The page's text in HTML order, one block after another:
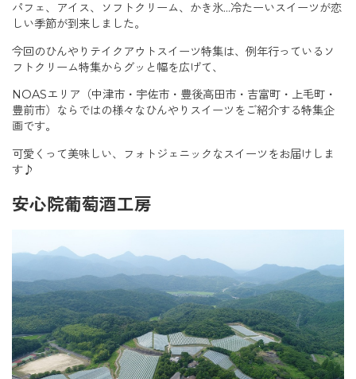
パフェ、アイス、ソフトクリーム、かき氷…冷たーいスイーツが恋
しい季節が到来しました。
今回のひんやりテイクアウトスイーツ特集は、例年行っているソ
フトクリーム特集からグッと幅を広げて、
NOASエリア（中津市・宇佐市・豊後高田市・吉富町・上毛町・
豊前市）ならではの様々なひんやりスイーツをご紹介する特集企
画です。
可愛くって美味しい、フォトジェニックなスイーツをお届けしま
す♪
安心院葡萄酒工房